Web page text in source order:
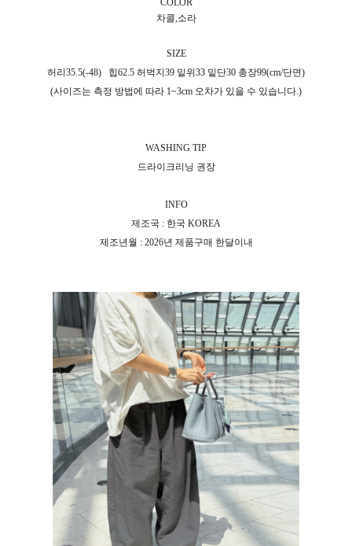
COLOR
차콜,소라
SIZE
허리35.5(-48)
힙62.5 허벅지39 밑위33 밑단30 총장99(cm/단면)
(사이즈는 측정 방법에 따라 1~3cm 오차가 있을 수 있습니다.)
WASHING TIP
드라이크리닝 권장
INFO
제조국 : 한국 KOREA
제조년월 : 2026년 제품구매 한달이내